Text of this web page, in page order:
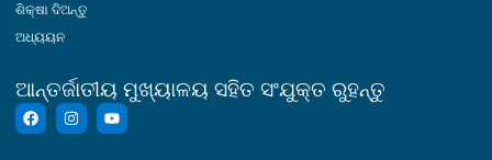
ଶିକ୍ଷା ଦିଅନ୍ତୁ
ଅଧ୍ୟୟନ
ଆନ୍ତର୍ଜାତୀୟ ମୁଖ୍ୟାଳୟ ସହିତ ସଂଯୁକ୍ତ ରୁହନ୍ତୁ